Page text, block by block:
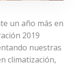
un año más en
2019
nuestras
climatización,